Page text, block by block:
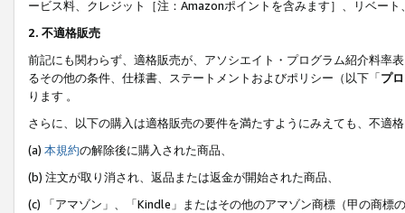
ービス料、クレジット［注：Amazonポイントを含みます］、リベー
2. 不適格販売
前記にも関わらず、適格販売が、アソシエイト・プログラム紹介料率
るその他の条件、仕様書、ステートメントおよびポリシー（以下「プ
ります 。
さらに、以下の購入は適格販売の要件を満たすようにみえても、不適
(a) 本規約の解除後に購入された商品、
(b) 注文が取り消され、返品または返金が開始された商品、
(c) 「アマゾン」、「Kindle」またはその他のアマゾン商標（甲の商